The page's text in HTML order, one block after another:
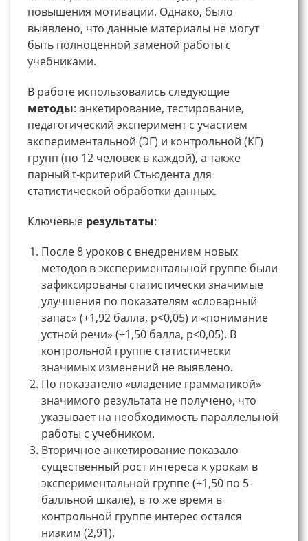
повышения мотивации. Однако, было
выявлено, что данные материалы не могут
быть полноценной заменой работы с
учебниками.
В работе использовались следующие
методы: анкетирование, тестирование,
педагогический эксперимент с участием
экспериментальной (ЭГ) и контрольной (КГ)
групп (по 12 человек в каждой), а также
парный t-критерий Стьюдента для
статистической обработки данных.
Ключевые результаты:
После 8 уроков с внедрением новых
методов в экспериментальной группе были
зафиксированы статистически значимые
улучшения по показателям «словарный
запас» (+1,92 балла, p<0,05) и «понимание
устной речи» (+1,50 балла, p<0,05). В
контрольной группе статистически
значимых изменений не выявлено.
По показателю «владение грамматикой»
значимого результата не получено, что
указывает на необходимость параллельной
работы с учебником.
Вторичное анкетирование показало
существенный рост интереса к урокам в
экспериментальной группе (+1,50 по 5-
балльной шкале), в то же время в
контрольной группе интерес остался
низким (2,91).